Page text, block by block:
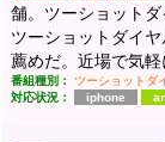
舗。ツーショット
ツーショットダイ
薦めだ。近場で気軽
番組種別：
ツーショットダ
対応状況：
iphone